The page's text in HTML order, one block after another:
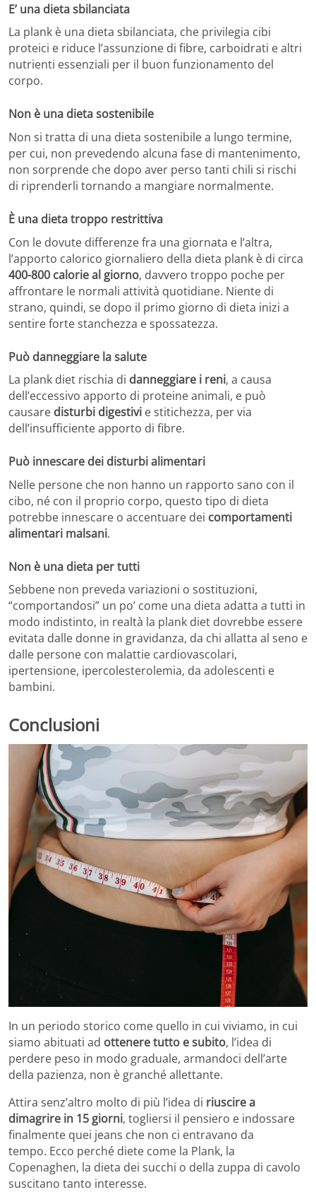
E’ una dieta sbilanciata
La plank è una dieta sbilanciata, che privilegia cibi
proteici e riduce l’assunzione di fibre, carboidrati e altri
nutrienti essenziali per il buon funzionamento del
corpo.
Non è una dieta sostenibile
Non si tratta di una dieta sostenibile a lungo termine,
per cui, non prevedendo alcuna fase di mantenimento,
non sorprende che dopo aver perso tanti chili si rischi
di riprenderli tornando a mangiare normalmente.
È una dieta troppo restrittiva
Con le dovute differenze fra una giornata e l’altra,
l’apporto calorico giornaliero della dieta plank è di circa
400-800 calorie al giorno, davvero troppo poche per
affrontare le normali attività quotidiane. Niente di
strano, quindi, se dopo il primo giorno di dieta inizi a
sentire forte stanchezza e spossatezza.
Può danneggiare la salute
La plank diet rischia di danneggiare i reni, a causa
dell’eccessivo apporto di proteine animali, e può
causare disturbi digestivi e stitichezza, per via
dell’insufficiente apporto di fibre.
Può innescare dei disturbi alimentari
Nelle persone che non hanno un rapporto sano con il
cibo, né con il proprio corpo, questo tipo di dieta
potrebbe innescare o accentuare dei comportamenti
alimentari malsani.
Non è una dieta per tutti
Sebbene non preveda variazioni o sostituzioni,
“comportandosi” un po’ come una dieta adatta a tutti in
modo indistinto, in realtà la plank diet dovrebbe essere
evitata dalle donne in gravidanza, da chi allatta al seno e
dalle persone con malattie cardiovascolari,
ipertensione, ipercolesterolemia, da adolescenti e
bambini.
Conclusioni
In un periodo storico come quello in cui viviamo, in cui
siamo abituati ad ottenere tutto e subito, l’idea di
perdere peso in modo graduale, armandoci dell’arte
della pazienza, non è granché allettante.
Attira senz’altro molto di più l’idea di riuscire a
dimagrire in 15 giorni, togliersi il pensiero e indossare
finalmente quei jeans che non ci entravano da
tempo. Ecco perché diete come la Plank, la
Copenaghen, la dieta dei succhi o della zuppa di cavolo
suscitano tanto interesse.